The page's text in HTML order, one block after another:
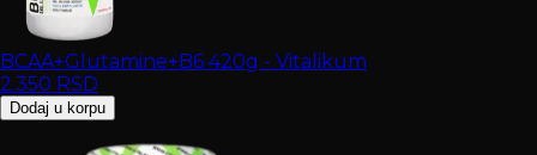
BCAA+Glutamine+B6 420g - Vitalikum
2.350 RSD
Dodaj u korpu